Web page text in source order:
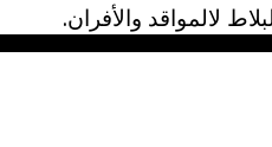
لالمواقد والأفران.